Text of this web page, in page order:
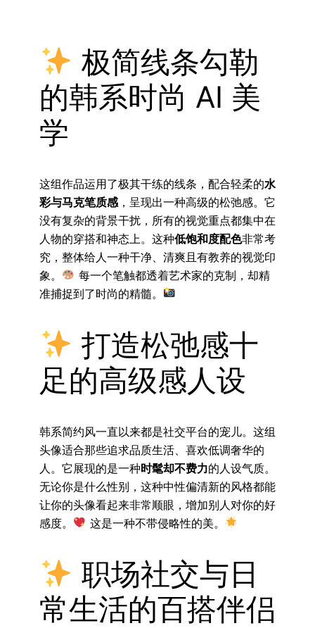
极简线条勾勒
的韩系时尚 AI 美
学
这组作品运用了极其干练的线条，配合轻柔的水
彩与马克笔质感 ，呈现出一种高级的松弛感。它
没有复杂的背景干扰，所有的视觉重点都集中在
人物的穿搭和神态上。这种低饱和度配色非常考
究，整体给人一种干净、清爽且有教养的视觉印
象。
每一个笔触都透着艺术家的克制，却精
准捕捉到了时尚的精髓。
打造松弛感十
足的高级感人设
韩系简约风一直以来都是社交平台的宠儿。这组
头像适合那些追求品质生活、喜欢低调奢华的
人。它展现的是一种时髦却不费力的人设气质。
无论你是什么性别，这种中性偏清新的风格都能
让你的头像看起来非常顺眼，增加别人对你的好
感度。
这是一种不带侵略性的美。
职场社交与日
常生活的百搭伴侣